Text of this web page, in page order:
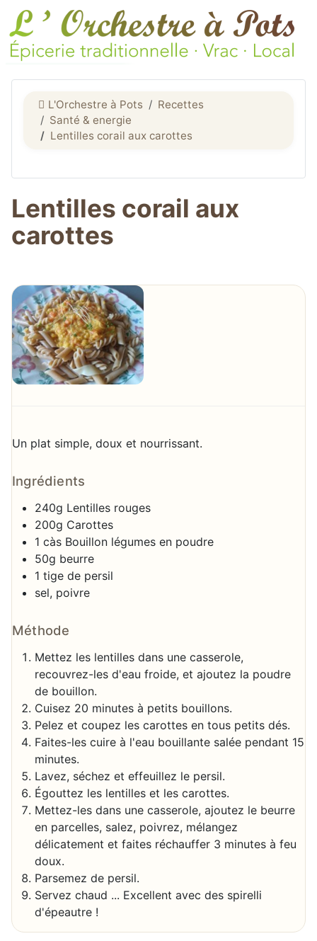
L'Orchestre à Pots
Recettes
Santé & energie
Lentilles corail aux carottes
Lentilles corail aux
carottes
Un plat simple, doux et nourrissant.
Ingrédients
240g Lentilles rouges
200g Carottes
1 càs Bouillon légumes en poudre
50g beurre
1 tige de persil
sel, poivre
Méthode
Mettez les lentilles dans une casserole,
recouvrez-les d'eau froide, et ajoutez la poudre
de bouillon.
Cuisez 20 minutes à petits bouillons.
Pelez et coupez les carottes en tous petits dés.
Faites-les cuire à l'eau bouillante salée pendant 15
minutes.
Lavez, séchez et effeuillez le persil.
Égouttez les lentilles et les carottes.
Mettez-les dans une casserole, ajoutez le beurre
en parcelles, salez, poivrez, mélangez
délicatement et faites réchauffer 3 minutes à feu
doux.
Parsemez de persil.
Servez chaud ... Excellent avec des spirelli
d'épeautre !